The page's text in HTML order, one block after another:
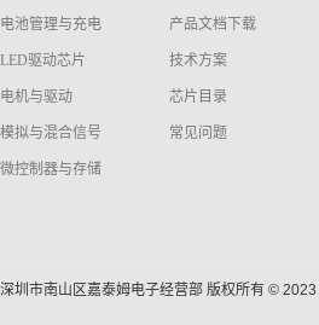
电池管理与充电
LED驱动芯片
电机与驱动
模拟与混合信号
微控制器与存储
产品文档下载
技术方案
芯片目录
常见问题
深圳市南山区嘉泰姆电子经营部 版权所有 © 2023